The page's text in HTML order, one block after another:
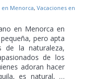
Menorca, Vacaciones en
en Menorca en
pero apta
de la naturaleza,
de los
adoran hacer
es natural, …